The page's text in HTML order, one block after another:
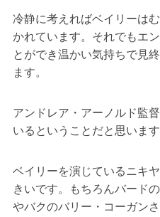
冷静に考えればベイリーは
かれています。それでもエ
とができ温かい気持ちで見
ます。
アンドレア・アーノルド監
いるということだと思います
ベイリーを演じているニキ
きいです。もちろんバード
やバクのバリー・コーガン